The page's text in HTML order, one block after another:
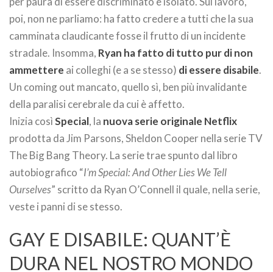
poi, non ne parliamo: ha fatto credere a tutti che la sua
camminata claudicante fosse il frutto di un incidente
stradale. Insomma, Ryan ha fatto di tutto pur di non
ammettere ai colleghi (e a se stesso) di essere disabile.
Un coming out mancato, quello sì, ben più invalidante
della paralisi cerebrale da cui è affetto.
Inizia cosìSpecial, la nuova serie originale Netflix
prodotta da Jim Parsons, Sheldon Cooper nella serie TV
The Big Bang Theory. La serie trae spunto dal libro
autobiografico “I’m Special: And Other Lies We Tell
Ourselves” scritto da Ryan O’Connell il quale, nella serie,
veste i panni di se stesso.
GAY E DISABILE: QUANT’È
DURA NEL NOSTRO MONDO